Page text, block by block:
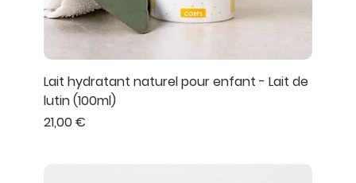
Lait hydratant naturel pour enfant - Lait de
lutin (100ml)
Prix
21,00 €